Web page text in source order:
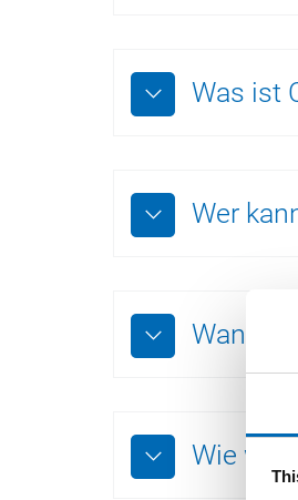
Was ist
Wer
Wann
Wie